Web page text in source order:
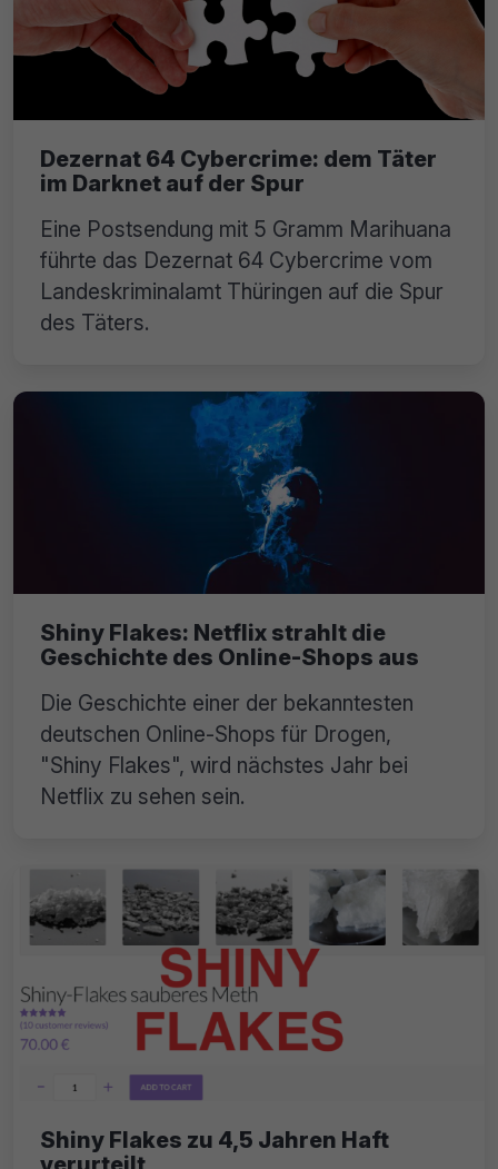
Dezernat 64 Cybercrime: dem Täter
im Darknet auf der Spur
Eine Postsendung mit 5 Gramm Marihuana
führte das Dezernat 64 Cybercrime vom
Landeskriminalamt Thüringen auf die Spur
des Täters.
Shiny Flakes: Netflix strahlt die
Geschichte des Online-Shops aus
Die Geschichte einer der bekanntesten
deutschen Online-Shops für Drogen,
"Shiny Flakes", wird nächstes Jahr bei
Netflix zu sehen sein.
Shiny Flakes zu 4,5 Jahren Haft